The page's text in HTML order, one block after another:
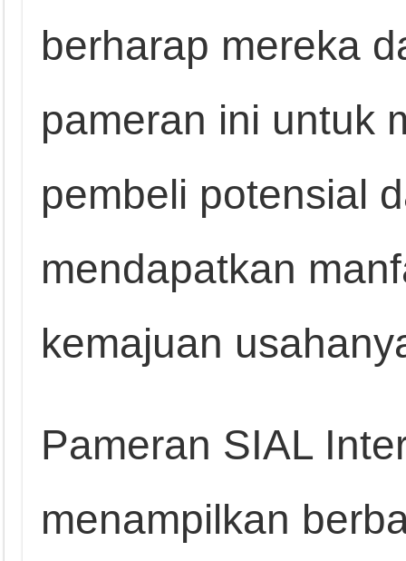
berharap mereka
pameran ini untuk
pembeli potensial
mendapatkan
kemajuan
Pameran SIAL
menampilkan